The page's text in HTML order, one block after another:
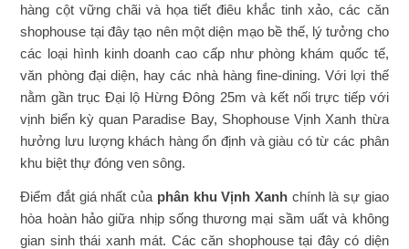
hàng cột vững chãi và họa tiết điêu khắc tinh xảo, các căn
shophouse tại đây tạo nên một diện mạo bề thế, lý tưởng cho
các loại hình kinh doanh cao cấp như phòng khám quốc tế,
văn phòng đại diện, hay các nhà hàng fine-dining. Với lợi thế
nằm gần trục Đại lộ Hừng Đông 25m và kết nối trực tiếp với
vịnh biển kỳ quan Paradise Bay, Shophouse Vịnh Xanh thừa
hưởng lưu lượng khách hàng ổn định và giàu có từ các phân
khu biệt thự đóng ven sông.
Điểm đắt giá nhất của phân khu Vịnh Xanhchính là sự giao
hòa hoàn hảo giữa nhịp sống thương mại sầm uất và không
gian sinh thái xanh mát. Các căn shophouse tại đây có diện